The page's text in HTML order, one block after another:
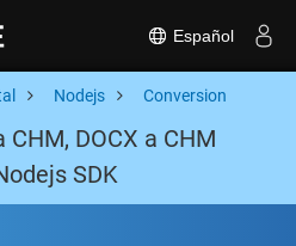
Español
Nodejs Conversion
DOCX a CHM
SDK